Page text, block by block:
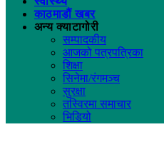
काठमाडौं खबर
अन्य क्याटागोरी
सम्पादकीय
आजको पत्रपत्रिका
शिक्षा
सिनेमा/रंगमञ्च
सुरक्षा
तस्विरमा समाचार
भिडियो